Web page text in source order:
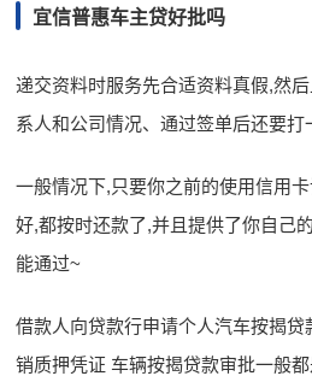
宜信普惠车主贷好批吗
递交资料时服务先合适资料真假,然
系人和公司情况、通过签单后还要打
一般情况下,只要你之前的使用信用
好,都按时还款了,并且提供了你自己
能通过~
借款人向贷款行申请个人汽车按揭
销质押凭证 车辆按揭贷款审批一般